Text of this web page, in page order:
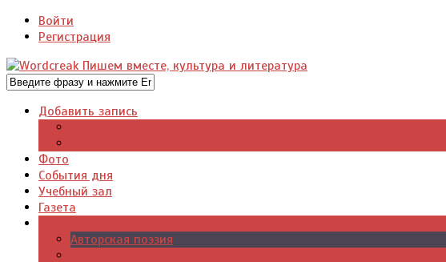
Войти
Регистрация
Добавить запись
Фото
События дня
Учебный зал
Газета
Авторская поэзия